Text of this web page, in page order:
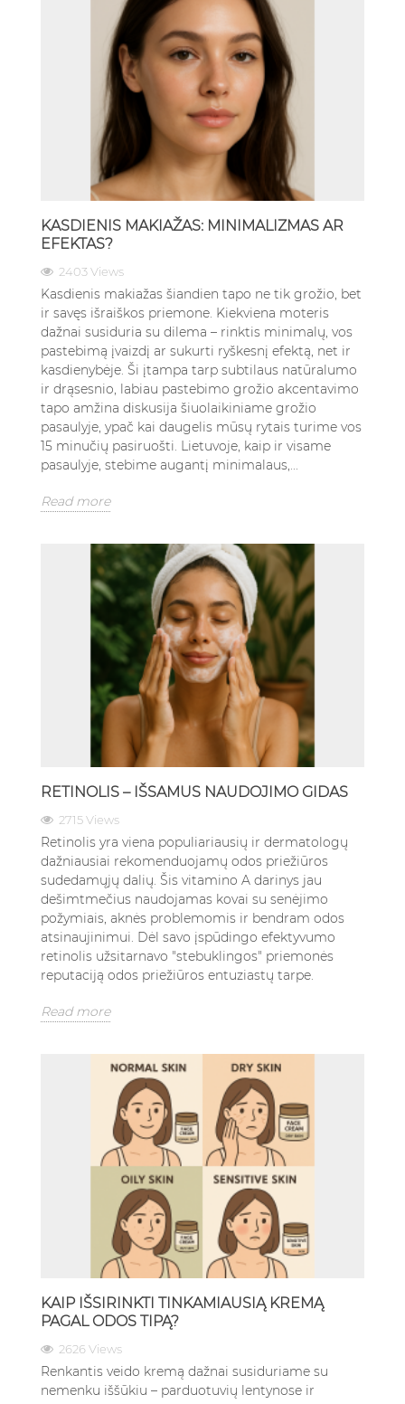
KASDIENIS MAKIAŽAS: MINIMALIZMAS AR
EFEKTAS?
2403 Views
Kasdienis makiažas šiandien tapo ne tik grožio, bet
ir savęs išraiškos priemone. Kiekviena moteris
dažnai susiduria su dilema – rinktis minimalų, vos
pastebimą įvaizdį ar sukurti ryškesnį efektą, net ir
kasdienybėje. Ši įtampa tarp subtilaus natūralumo
ir drąsesnio, labiau pastebimo grožio akcentavimo
tapo amžina diskusija šiuolaikiniame grožio
pasaulyje, ypač kai daugelis mūsų rytais turime vos
15 minučių pasiruošti. Lietuvoje, kaip ir visame
pasaulyje, stebime augantį minimalaus,...
Read more
RETINOLIS – IŠSAMUS NAUDOJIMO GIDAS
2715 Views
Retinolis yra viena populiariausių ir dermatologų
dažniausiai rekomenduojamų odos priežiūros
sudedamųjų dalių. Šis vitamino A darinys jau
dešimtmečius naudojamas kovai su senėjimo
požymiais, aknės problemomis ir bendram odos
atsinaujinimui. Dėl savo įspūdingo efektyvumo
retinolis užsitarnavo "stebuklingos" priemonės
reputaciją odos priežiūros entuziastų tarpe.
Read more
KAIP IŠSIRINKTI TINKAMIAUSIĄ KREMĄ
PAGAL ODOS TIPĄ?
2626 Views
Renkantis veido kremą dažnai susiduriame su
nemenku iššūkiu – parduotuvių lentynose ir